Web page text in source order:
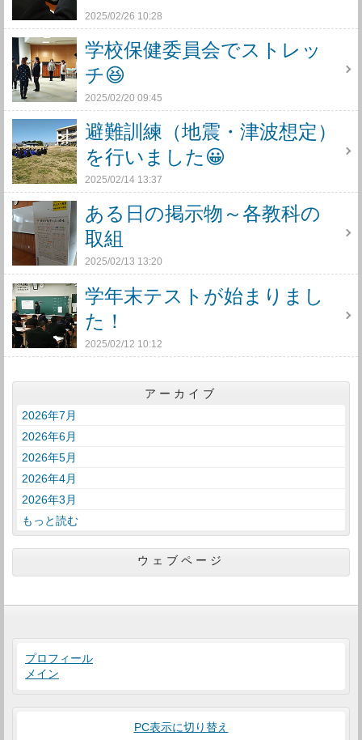
2025/02/26 10:28
学校保健委員会でストレッ
チ😆
2025/02/20 09:45
避難訓練（地震・津波想定）
を行いました😀
2025/02/14 13:37
ある日の掲示物～各教科の
取組
2025/02/13 13:20
学年末テストが始まりまし
た！
2025/02/12 10:12
アーカイブ
2026年7月
2026年6月
2026年5月
2026年4月
2026年3月
もっと読む
ウェブページ
プロフィール
メイン
PC表示に切り替え